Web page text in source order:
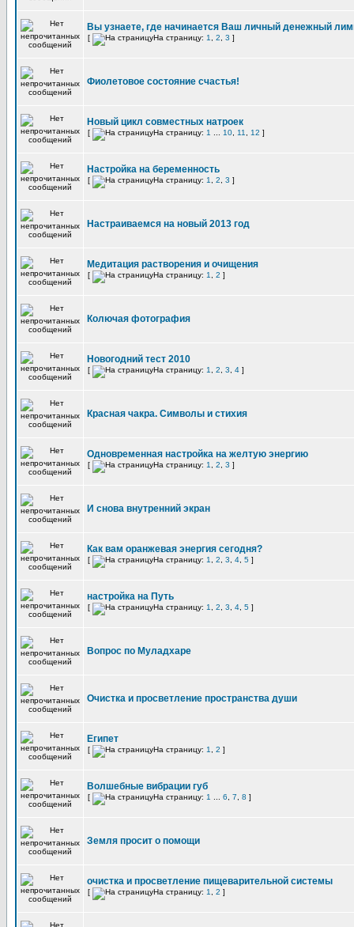
Вы узнаете, где начинается Ваш личный денежный
[ На страницу: 1 2 3 ]
Фиолетовое состояние счастья!
Новый цикл совместных натроек
[ На страницу: 1 10 11 12 ]
Настройка на беременность
[ На страницу: 1 2 3 ]
Настраиваемся на новый 2013 год
Медитация растворения и очищения
[ На страницу: 1 2 ]
Колючая фотография
Новогодний тест 2010
[ На страницу: 1 2 3 4 ]
Красная чакра. Символы и стихия
Одновременная настройка на желтую энергию
[ На страницу: 1 2 3 ]
И снова внутренний экран
Как вам оранжевая энергия сегодня?
[ На страницу: 1 2 3 4 5 ]
настройка на Путь
[ На страницу: 1 2 3 4 5 ]
Вопрос по Муладхаре
Очистка и просветление пространства души
Египет
[ На страницу: 1 2 ]
Волшебные вибрации губ
[ На страницу: 1 6 7 8 ]
Земля просит о помощи
очистка и просветление пищеварительной системы
[ На страницу: 1 2 ]